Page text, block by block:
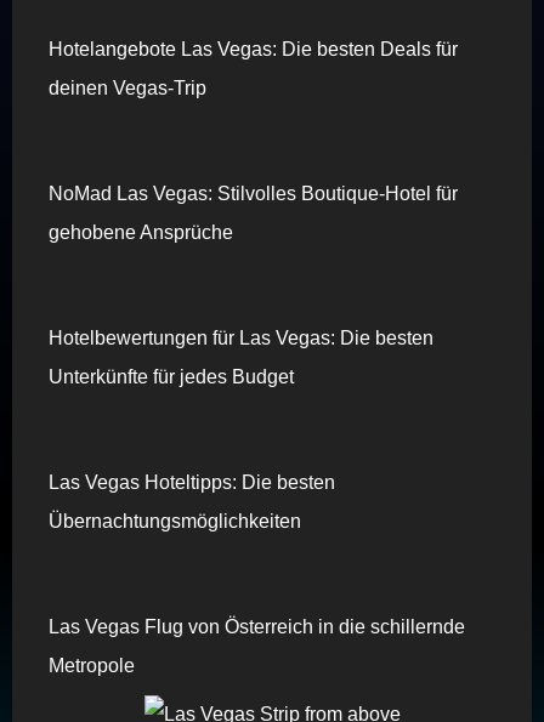
Hotelangebote Las Vegas: Die besten Deals für
deinen Vegas-Trip
NoMad Las Vegas: Stilvolles Boutique-Hotel für
gehobene Ansprüche
Hotelbewertungen für Las Vegas: Die besten
Unterkünfte für jedes Budget
Las Vegas Hoteltipps: Die besten
Übernachtungsmöglichkeiten
Las Vegas Flug von Österreich in die schillernde
Metropole